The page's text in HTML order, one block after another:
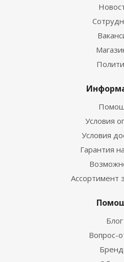
Условия
Условия
Гарантия
Ассортимент
Блог
Вопрос-